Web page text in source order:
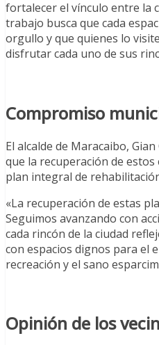
fortalecer el vínculo entre la
trabajo busca que cada
orgullo y que quienes lo
disfrutar cada uno de sus
Compromiso
El alcalde de Maracaibo,
que la recuperación de
plan integral de
«La recuperación de estas
Seguimos avanzando con
cada rincón de la ciudad
con espacios dignos para el
recreación y el sano
Opinión de los